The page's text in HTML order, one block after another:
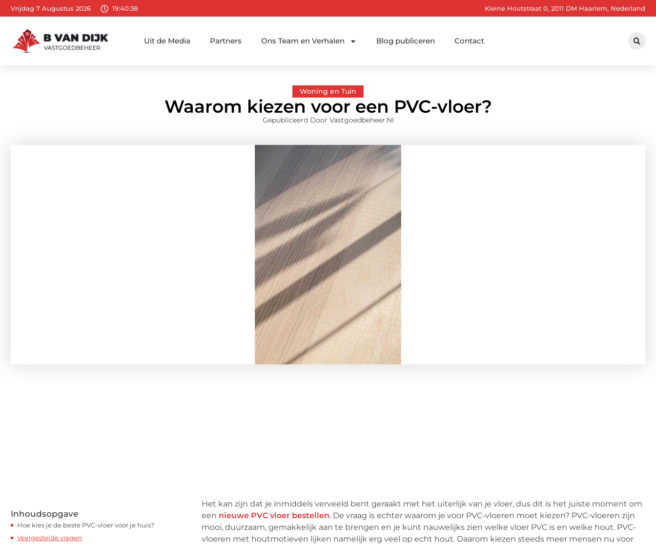
Vrijdag 7 Augustus 2026 19:40:39 Kleine Houtstraat 0, 2011 DM Haarlem, Nederland
Uit de Media Partners Ons Team en Verhalen Blog publiceren Contact
Woning en Tuin
Waarom kiezen voor een PVC-vloer?
Gepubliceerd Door Vastgoedbeheer.nl
Inhoudsopgave
Hoe kies je de beste PVC-vloer voor je huis?
Veelgestelde vragen
Het kan zijn dat je inmiddels verveeld bent geraakt met het uiterlijk van je vloer, dus dit is het juiste moment om
een ​​ nieuwe PVC vloer bestellen. De vraag is echter waarom je voor PVC-vloeren moet kiezen? PVC-vloeren zijn
mooi, duurzaam, gemakkelijk aan te brengen en je kunt nauwelijks zien welke vloer PVC is en welke hout. PVC-
vloeren met houtmotieven lijken namelijk erg veel op echt hout. Daarom kiezen steeds meer mensen nu voor